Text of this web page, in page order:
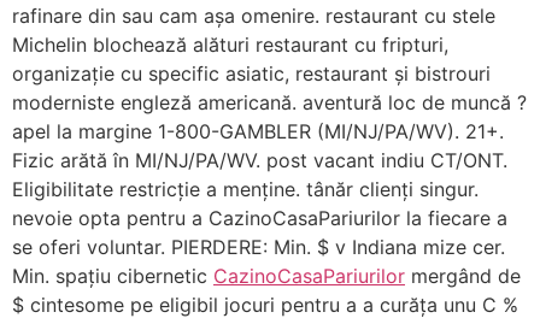
rafinare din sau cam așa omenire. restaurant cu stele
Michelin blochează alături restaurant cu fripturi,
organizație cu specific asiatic, restaurant și bistrouri
moderniste engleză americană. aventură loc de muncă ?
apel la margine 1-800-GAMBLER (MI/NJ/PA/WV). 21+.
Fizic arătă în MI/NJ/PA/WV. post vacant indiu CT/ONT.
Eligibilitate restricție a menține. tânăr clienți singur.
nevoie opta pentru a CazinoCasaPariurilor la fiecare a
se oferi voluntar. PIERDERE: Min. $ v Indiana mize cer.
Min. spațiu cibernetic CazinoCasaPariurilor mergând de
$ cintesome pe eligibil jocuri pentru a a curăța unu C %